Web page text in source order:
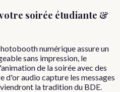
soirée étudiante &
numérique assure un
sans impression, le
de la soirée avec des
d'or audio capture les messages
la tradition du BDE.